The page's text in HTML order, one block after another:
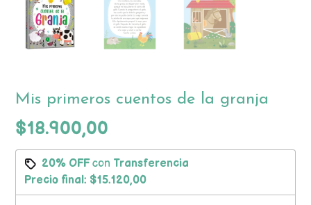
Mis primeros cuentos de la granja
$18.900,00
20% OFFcon Transferencia
Precio final: $15.120,00